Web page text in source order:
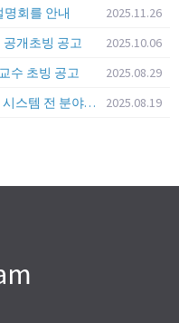
명회를 안내
2025.11.26
공개초빙 공고
2025.10.06
수 초빙 공고
2025.08.29
연세대학교 첨단융합공학부 "모빌리티 시스템 전 분야" 전임교원 특별채용 (2026년 9월 1일자 임용 예정)
2025.08.19